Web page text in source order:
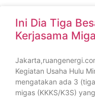
Ini Dia Tiga
Kerjasama
Kegiatan Usaha Hulu
mengatakan ada 3
migas (KKKS/K3S)